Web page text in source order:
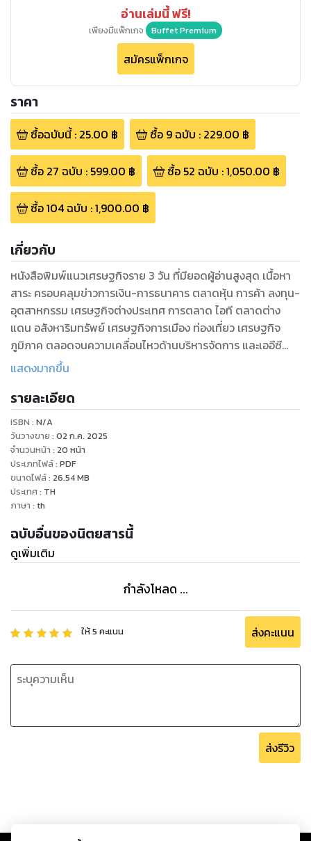
อ่านเล่มนี้ ฟรี!
เพียงมีแพ็กเกจ Buffet Premium
สมัครแพ็กเกจ
ราคา
ซื้อฉบับนี้: 25.00 ฿ ซื้อ 9ฉบับ : 229.00 ฿
ซื้อ 27 ฉบับ : 599.00 ฿ ซื้อ 52 ฉบับ :1,050.00 ฿
ซื้อ104ฉบับ :1,900.00 ฿
เกี่ยวกับ
หนังสือพิมพ์แนวเศรษฐกิจราย 3 วัน ที่มียอดผู้อ่านสูงสุด เนื้อหา
สาระ ครอบคลุมข่าวการเงิน-การธนาคาร ตลาดหุ้น การค้า ลงทุน-
อุตสาหกรรม เศรษฐกิจต่างประเทศ การตลาด ไอที ตลาดต่าง
แดน อสังหาริมทรัพย์ เศรษฐกิจการเมือง ท่องเที่ยว เศรษฐกิจ
ภูมิภาค ตลอดจนความเคลื่อนไหวด้านบริหารจัดการ และเออีซี
เข้มข้นด้วยบทวิเคราะห์ที่แตกต่าง และ บทวิจารณ์จากคอลัมน์นิสต์
เสี่ยงเป็นโอกาส และทำให้ คุณมองอนาคตได้ไกลกว่าใคร
แสดงมากขึ้น
รายละเอียด
ISBN : N/A
วันวางขาย : 02 ก.ค. 2025
จำนวนหน้า : 20 หน้า
ประเภทไฟล์: PDF
ขนาดไฟล์: 26.54MB
ประเทศ: TH
ภาษา : th
ฉบับอื่นของนิตยสารนี้
ดูเพิ่มเติม
กำลังโหลด ...
ให้5 คะแนน ส่งคะแนน
ส่งรีวิว